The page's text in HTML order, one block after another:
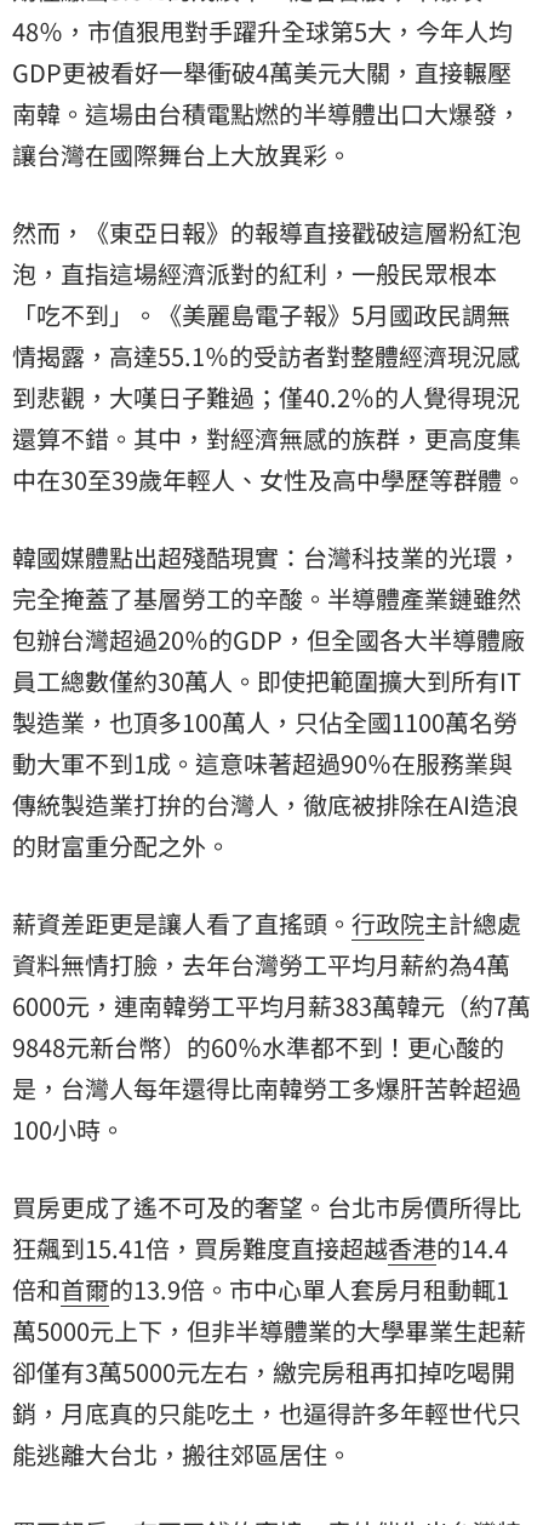
48％，市值狠甩對手躍升全球第5大，今年人均
GDP更被看好一舉衝破4萬美元大關，直接輾壓
南韓。這場由台積電點燃的半導體出口大爆發，
讓台灣在國際舞台上大放異彩。
然而，《東亞日報》的報導直接戳破這層粉紅泡
泡，直指這場經濟派對的紅利，一般民眾根本
「吃不到」。《美麗島電子報》5月國政民調無
情揭露，高達55.1％的受訪者對整體經濟現況感
到悲觀，大嘆日子難過；僅40.2％的人覺得現況
還算不錯。其中，對經濟無感的族群，更高度集
中在30至39歲年輕人、女性及高中學歷等群體。
韓國媒體點出超殘酷現實：台灣科技業的光環，
完全掩蓋了基層勞工的辛酸。半導體產業鏈雖然
包辦台灣超過20％的GDP，但全國各大半導體廠
員工總數僅約30萬人。即使把範圍擴大到所有IT
製造業，也頂多100萬人，只佔全國1100萬名勞
動大軍不到1成。這意味著超過90％在服務業與
傳統製造業打拚的台灣人，徹底被排除在AI造浪
的財富重分配之外。
薪資差距更是讓人看了直搖頭。 行政院主計總處
資料無情打臉，去年台灣勞工平均月薪約為4萬
6000元，連南韓勞工平均月薪383萬韓元（約7萬
9848元新台幣）的60％水準都不到！更心酸的
是，台灣人每年還得比南韓勞工多爆肝苦幹超過
100小時。
買房更成了遙不可及的奢望。台北市房價所得比
狂飆到15.41倍，買房難度直接超越香港的14.4
倍和首爾的13.9倍。市中心單人套房月租動輒1
萬5000元上下，但非半導體業的大學畢業生起薪
卻僅有3萬5000元左右，繳完房租再扣掉吃喝開
銷，月底真的只能吃土，也逼得許多年輕世代只
能逃離大台北，搬往郊區居住。